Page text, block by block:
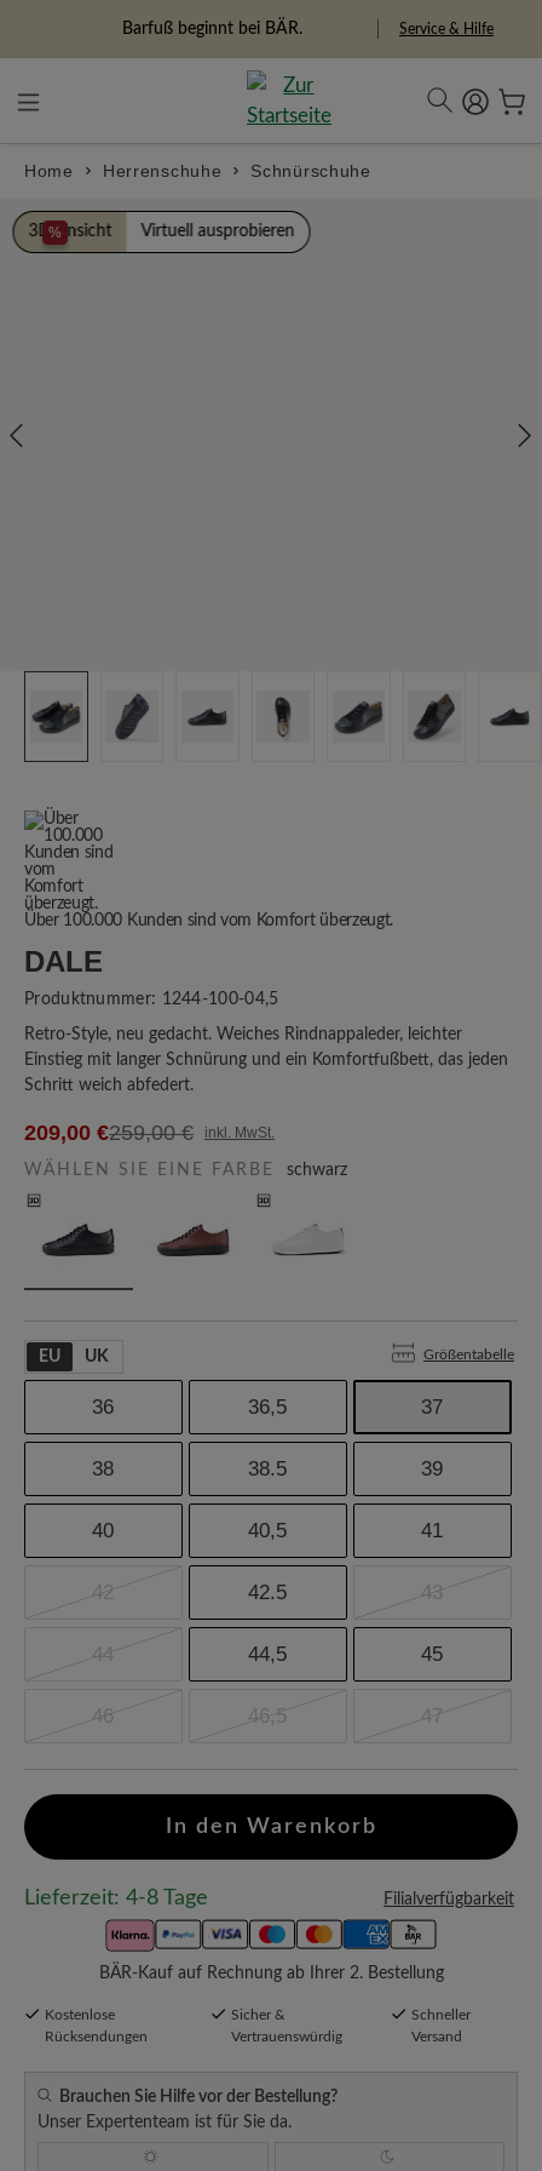
Freiheitspioniere Service & Hilfe
Home Herrenschuhe Schnürschuhe
%
Bildergalerie überspringen
3D Ansicht Virtuell ausprobieren
Über 100.000 Kunden sind vom Komfort überzeugt.
DALE
Produktnummer: 1244-100-04,5
Retro-Style, neu gedacht. Weiches Rindnappaleder, leichter
Einstieg mit langer Schnürung und ein Komfortfußbett, das jeden
Schritt weich abfedert.
209,00 €259,00 € inkl. MwSt.
WÄHLEN SIE EINE FARBE schwarz
EU UK Größentabelle
36 36,5 37
38 38.5 39
40 40,5 41
42 42.5 43
44 44,5 45
46 46,5 47
In den Warenkorb
Lieferzeit: 4-8 Tage Filialverfügbarkeit
BÄR-Kauf auf Rechnung ab Ihrer 2. Bestellung
Kostenlose
Rücksendungen
Sicher &
Vertrauenswürdig
Schneller
Versand
Brauchen Sie Hilfe vor der Bestellung?
Unser Expertenteam ist für Sie da.